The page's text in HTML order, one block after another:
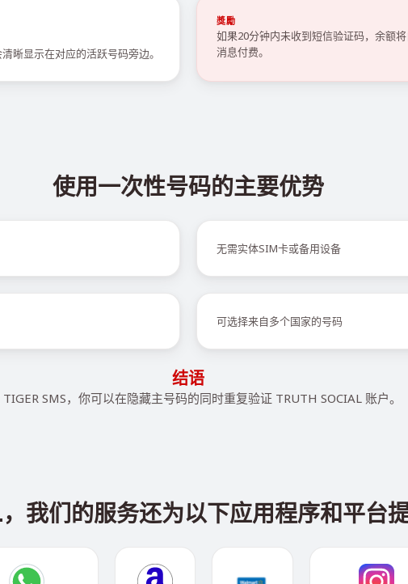
晰显示在对应的活跃号码旁边。
獎勵
如果20分钟内未收到短信验证码，余额
消息付费。
使用一次性号码的主要优势
无需实体SIM卡或备用设备
可选择来自多个国家的号码
结语
SMS，你可以在隐藏主号码的同时重复验证 TRUTH SOCIAL 账户。
我们的服务还为以下应用程序和平台